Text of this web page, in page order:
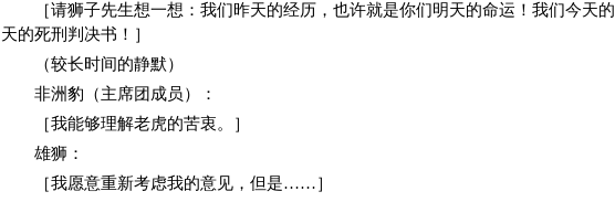
［请狮子先生想一想：我们昨天的经历，也许就是你们明天的命运！我们今天
天的死刑判决书！］
（较长时间的静默）
非洲豹（主席团成员）：
［我能够理解老虎的苦衷。］
雄狮：
［我愿意重新考虑我的意见，但是……］